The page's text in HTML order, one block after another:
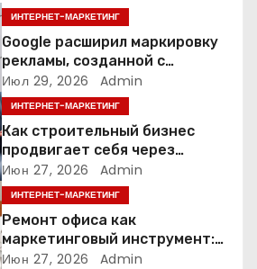
ИНТЕРНЕТ-МАРКЕТИНГ
Google расширил маркировку
рекламы, созданной с
помощью искусственного
интеллекта
Июл 29, 2026 Admin
ИНТЕРНЕТ-МАРКЕТИНГ
Как строительный бизнес
продвигает себя через
контент: кейс кровельных
компаний
Июн 27, 2026 Admin
ИНТЕРНЕТ-МАРКЕТИНГ
Ремонт офиса как
маркетинговый инструмент:
почему физическое
Июн 27, 2026 Admin